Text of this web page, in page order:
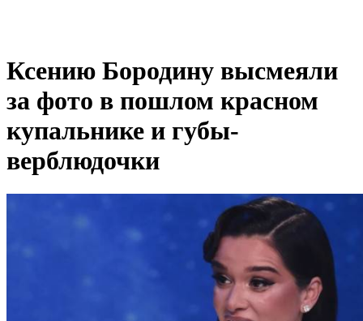
Ксению Бородину высмеяли
за фото в пошлом красном
купальнике и губы-
верблюдочки